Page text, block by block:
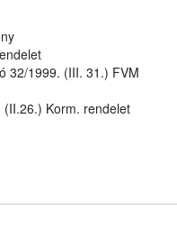
32/1999. (III. 31.) FVM
Korm. rendelet